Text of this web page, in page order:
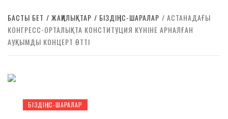
БАСТЫ БЕТ ЖАҢАЛЫҚТАР БІЗДІҢ ІС-ШАРАЛАР
АСТАНАДАҒЫ
КОНГРЕСС-ОРТАЛЫҚТА КОНСТИТУЦИЯ КҮНІНЕ АРНАЛҒАН
АУҚЫМДЫ КОНЦЕРТ ӨТТІ
БІЗДІҢ ІС-ШАРАЛАР